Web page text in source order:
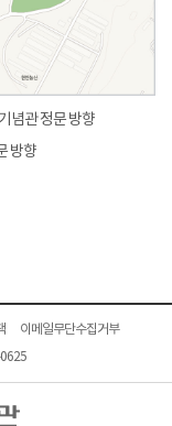
념관 정문 방향
방향
이메일무단수집거부